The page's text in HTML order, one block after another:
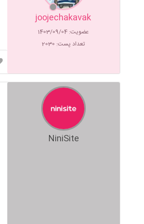
joojechakavak
عضویت: 1403/09/04
تعداد پست: 2030
NiniSite